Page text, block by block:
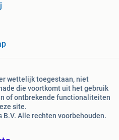
wettelijk toegestaan, niet
die voortkomt uit het gebruik
of ontbrekende functionaliteiten
site.
Alle rechten voorbehouden.